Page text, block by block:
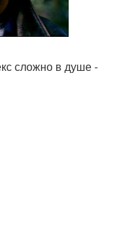
сложно в душе -